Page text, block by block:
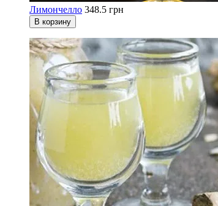
Лимончелло 348.5 грн
В корзину